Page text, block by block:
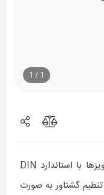
1
/
1
کلاچ دستگاه قلاویز زن جهت گرفتن قلاویزها با استاندارد DIN
گشتاور به صورت